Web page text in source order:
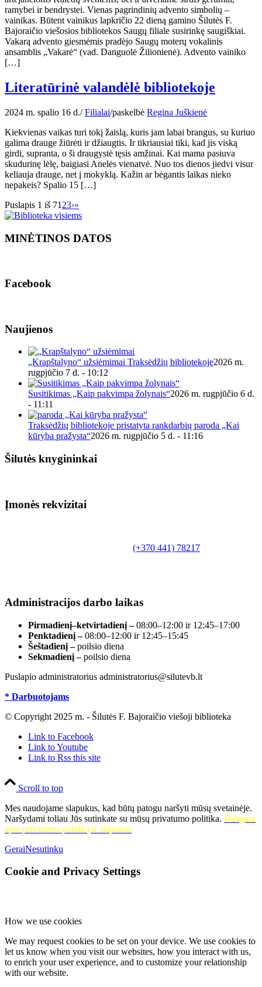
ramybei ir bendrystei. Vienas pagrindinių advento simbolių –
vainikas. Būtent vainikus lapkričio 22 dieną gamino Šilutės F.
Bajoraičio viešosios bibliotekos Saugų filiale susirinkę saugiškiai.
Vakarą advento giesmėmis pradėjo Saugų moterų vokalinis
ansamblis „Vakarė“ (vad. Danguolė Žilionienė). Advento vainiko
[…]
Literatūrinė valandėlė bibliotekoje
2024 m. spalio 16 d./ Filialai/paskelbė Regina Juškienė
Kiekvienas vaikas turi tokį žaislą, kuris jam labai brangus, su kuriuo
galima drauge žiūrėti ir džiaugtis. Ir tikriausiai tiki, kad jis viską
girdi, supranta, o ši draugystė tęsis amžinai. Kai mama pasiuva
skudurinę lėlę, baigiasi Anelės vienatvė. Nuo tos dienos jiedvi visur
keliauja drauge, net į mokyklą. Kažin ar bėgantis laikas nieko
nepakeis? Spalio 15 […]
Puslapis 1 iš 71 23›»
MINĖTINOS DATOS
Facebook
Naujienos
„Krapštalyno“ užsiėmimai Traksėdžių bibliotekoje2026 m.
rugpjūčio 7 d. - 10:12
Susitikimas „Kaip pakvimpa žolynais“2026 m. rugpjūčio 6 d.
- 11:11
Traksėdžių bibliotekoje pristatyta rankdarbių paroda „Kai
kūryba pražysta“2026 m. rugpjūčio 5 d. - 11:16
Šilutės knygininkai
Įmonės rekvizitai
(+370 441) 78217
Administracijos darbo laikas
Pirmadienį–ketvirtadienį –08:00–12:00 ir 12:45–17:00
Penktadienį –08:00–12:00 ir 12:45–15:45
Šeštadienį –poilsio diena
Sekmadienį –poilsio diena
Puslapio administratorius administratorius@silutevb.lt
* Darbuotojams
© Copyright 2025 m. - Šilutės F. Bajoraičio viešoji biblioteka
Link to Facebook
Link to Youtube
Link to Rss this site
Scroll to top
Mes naudojame slapukus, kad būtų patogu naršyti mūsų svetainėje.
Naršydami toliau Jūs sutinkate su mūsų privatumo politika. Daugiau
apie privatumo politiką ir slapukus
GeraiNesutinku
Cookie and Privacy Settings
How we use cookies
We may request cookies to be set on your device. We use cookies to
let us know when you visit our websites, how you interact with us,
to enrich your user experience, and to customize your relationship
with our website.